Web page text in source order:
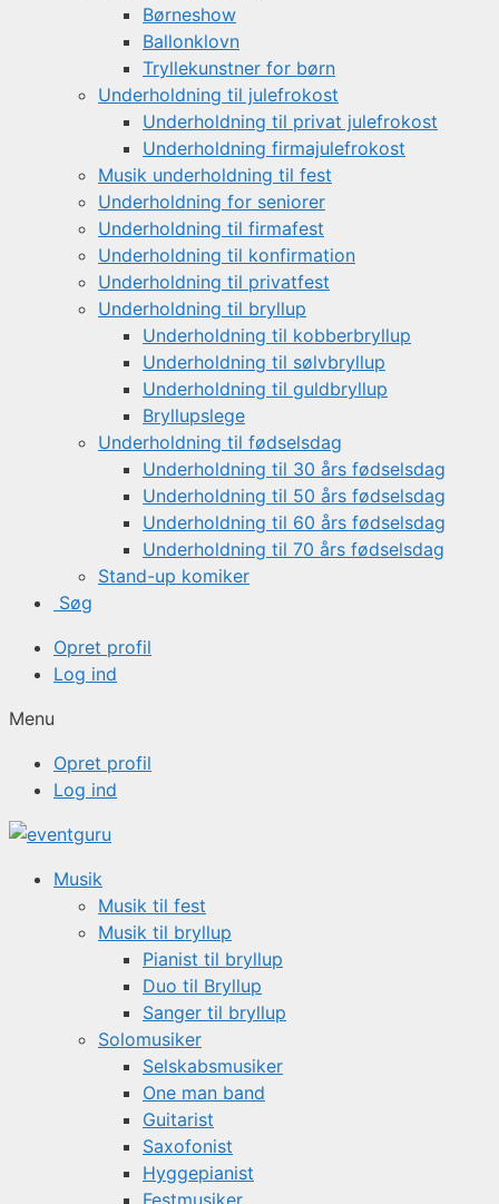
Børneshow
Ballonklovn
Tryllekunstner for børn
Underholdning til julefrokost
Underholdning til privat julefrokost
Underholdning firmajulefrokost
Musik underholdning til fest
Underholdning for seniorer
Underholdning til firmafest
Underholdning til konfirmation
Underholdning til privatfest
Underholdning til bryllup
Underholdning til kobberbryllup
Underholdning til sølvbryllup
Underholdning til guldbryllup
Bryllupslege
Underholdning til fødselsdag
Underholdning til 30 års fødselsdag
Underholdning til 50 års fødselsdag
Underholdning til 60 års fødselsdag
Underholdning til 70 års fødselsdag
Stand-up komiker
Søg
Opret profil
Log ind
Menu
Opret profil
Log ind
Musik
Musik til fest
Musik til bryllup
Pianist til bryllup
Duo til Bryllup
Sanger til bryllup
Solomusiker
Selskabsmusiker
One man band
Guitarist
Saxofonist
Hyggepianist
Festmusiker